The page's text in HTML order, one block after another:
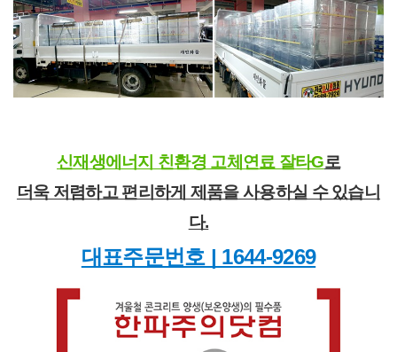
신재생에너지 친환경 고체연료 잘타G로
더욱 저렴하고 편리하게 제품을 사용하실 수 있습니
다.
대표주문번호 | 1644-9269